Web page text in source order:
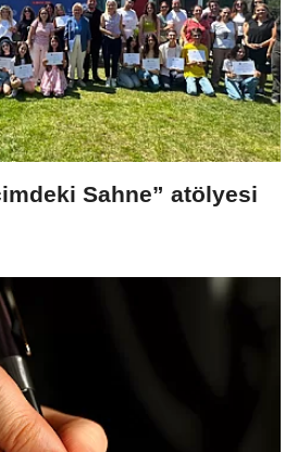
Sahne” atölyesi